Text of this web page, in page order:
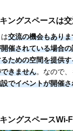
ングスペースは交
交流の機会もありま
催されている場合の
ための空間を提供
きません。なので
でイベントが開催
ングスペースWi-